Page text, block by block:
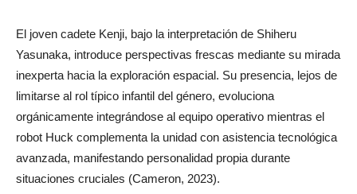
El joven cadete Kenji, bajo la interpretación de Shiheru
Yasunaka, introduce perspectivas frescas mediante su mirada
inexperta hacia la exploración espacial. Su presencia, lejos de
limitarse al rol típico infantil del género, evoluciona
orgánicamente integrándose al equipo operativo mientras el
robot Huck complementa la unidad con asistencia tecnológica
avanzada, manifestando personalidad propia durante
situaciones cruciales (Cameron, 2023).